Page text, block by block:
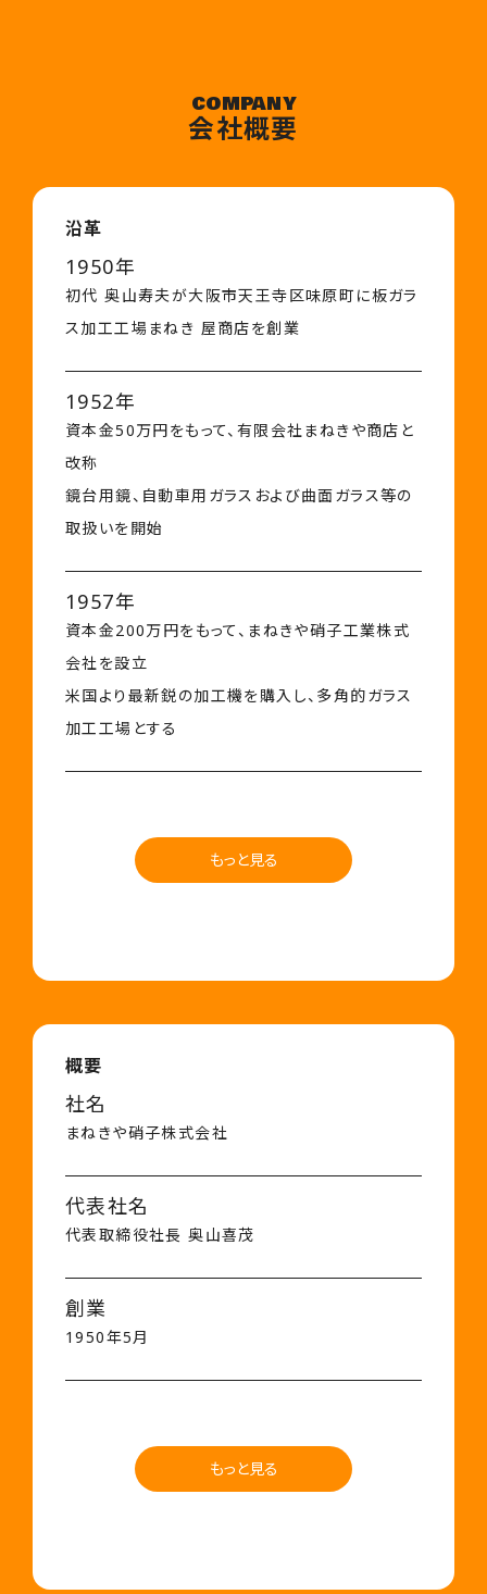
COMPANY
会社概要
沿革
1950年
初代 奥山寿夫が大阪市天王寺区味原町に板ガラ
ス加工工場まねき 屋商店を創業
1952年
資本金50万円をもって、有限会社まねきや商店と
改称
鏡台用鏡、自動車用ガラスおよび曲面ガラス等の
取扱いを開始
1957年
資本金200万円をもって、まねきや硝子工業株式
会社を設立
米国より最新鋭の加工機を購入し、多角的ガラス
加工工場とする
もっと見る
概要
社名
まねきや硝子株式会社
代表社名
代表取締役社長 奥山喜茂
創業
1950年5月
もっと見る